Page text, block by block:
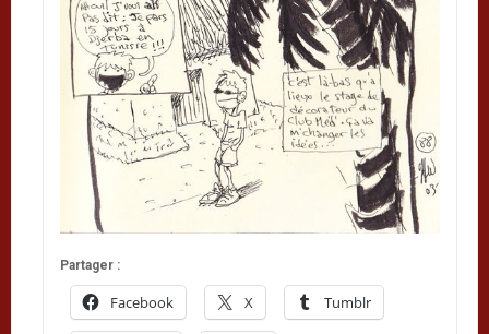
Partager :
Facebook X Tumblr